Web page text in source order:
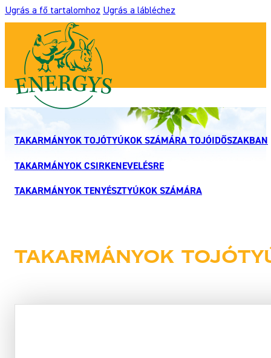
Ugrás a fő tartalomhoz Ugrás a lábléchez
TAKARMÁNYOK TOJÓTYÚKOK SZÁMÁRA TOJÓIDŐSZAKBAN
TAKARMÁNYOK CSIRKENEVELÉSRE
TAKARMÁNYOK TENYÉSZTYÚKOK SZÁMÁRA
Takarmányok